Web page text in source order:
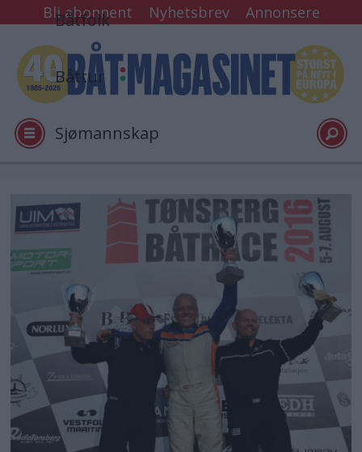
Bli abonnent Nyhetsbrev Annonsere
Båtfolk
Båttur
Sjømannskap
Arkiv
Video